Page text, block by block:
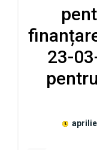
23-